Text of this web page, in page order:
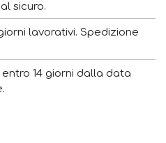
sicuro.
lavorativi. Spedizione
14 giorni dalla data